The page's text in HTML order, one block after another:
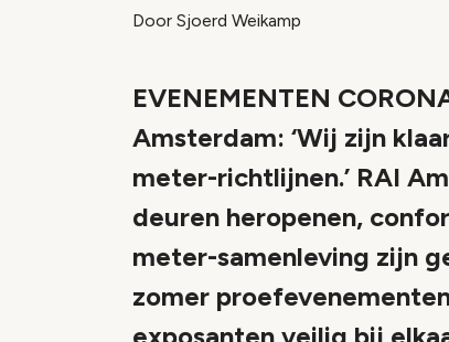
Door Sjoerd Weikamp
EVENEMENTEN
Amsterdam: ‘Wij zijn
meter-richtlijnen.’ RAI
deuren heropenen,
meter-samenleving zijn
zomer